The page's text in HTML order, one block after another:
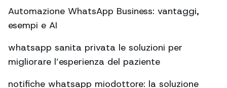
Automazione WhatsApp Business: vantaggi,
esempi e AI
whatsapp sanita privata le soluzioni per
migliorare l’esperienza del paziente
notifiche whatsapp miodottore: la soluzione